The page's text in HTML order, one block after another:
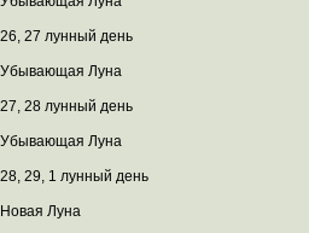
26, 27 лунный день
Убывающая Луна
27, 28 лунный день
Убывающая Луна
28, 29, 1 лунный день
Новая Луна